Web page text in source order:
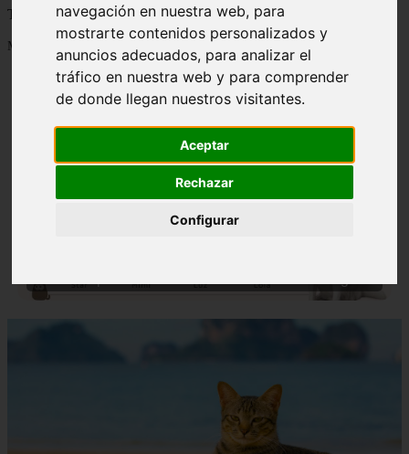
navegación en nuestra web, para
mostrarte contenidos personalizados y
anuncios adecuados, para analizar el
tráfico en nuestra web y para comprender
de donde llegan nuestros visitantes.
Aceptar
Rechazar
Configurar
Todo sobre gatos, nombres de gatos y razas de gatos
Mostrando 1 - 24 de 2799 artículos